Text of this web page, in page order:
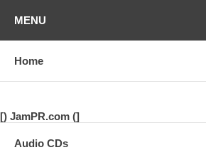
MENU
Home
[) JamPR.com (]
Audio CDs